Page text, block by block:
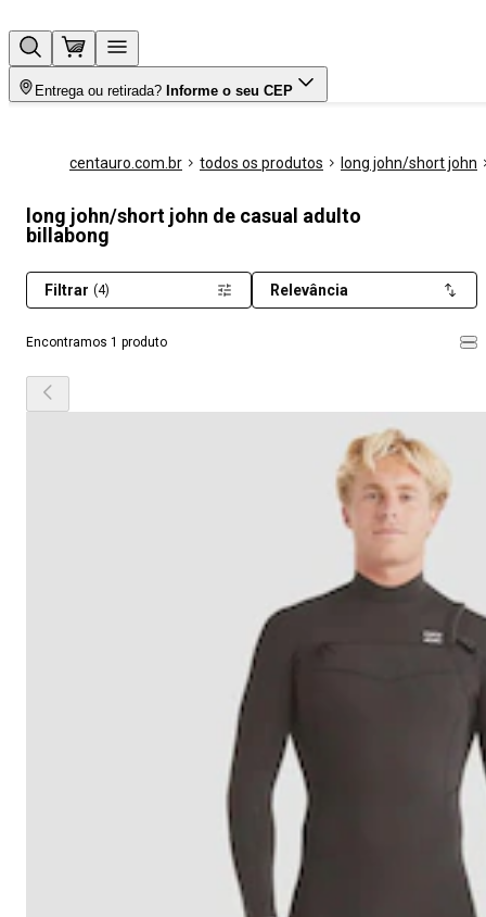
Entrega ou retirada? Informe o seu CEP
centauro.com.br todos os produtos long john/short john
long john/short john de casual adulto
billabong
Encontramos 1 produto
Filtrar (4) Relevância